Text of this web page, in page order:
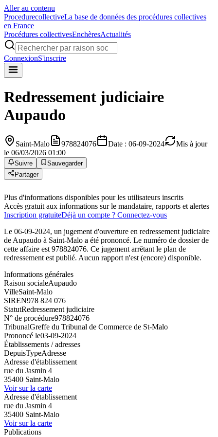
Aller au contenu
ProcedurecollectiveLa base de données des procédures collectives
en France
Procédures collectivesEnchèresActualités
ConnexionS'inscrire
Redressement judiciaire
Aupaudo
Saint-Malo 978824076 Date : 06-09-2024
Mis à jour
le 06/03/2026 01:00
Suivre
Sauvegarder
Partager
Plus d'informations disponibles pour les utilisateurs inscrits
Accès gratuit aux informations sur le mandataire, rapports et alertes
Inscription gratuiteDéjà un compte ? Connectez-vous
Le 06-09-2024, un jugement d'ouverture en redressement judiciaire
de Aupaudo à Saint-Malo a été prononcé. Le numéro de dossier de
cette affaire est 978824076. Ce jugement arrêtant le plan de
redressement est publié. Aucun rapport n'est (encore) disponible.
Informations générales
Raison socialeAupaudo
VilleSaint-Malo
SIREN978 824 076
StatutRedressement judiciaire
N° de procédure978824076
TribunalGreffe du Tribunal de Commerce de St-Malo
Prononcé le03-09-2024
Établissements / adresses
DepuisTypeAdresse
Adresse d'établissement
rue du Jasmin 4
35400 Saint-Malo
Voir sur la carte
Adresse d'établissement
rue du Jasmin 4
35400 Saint-Malo
Voir sur la carte
Publications